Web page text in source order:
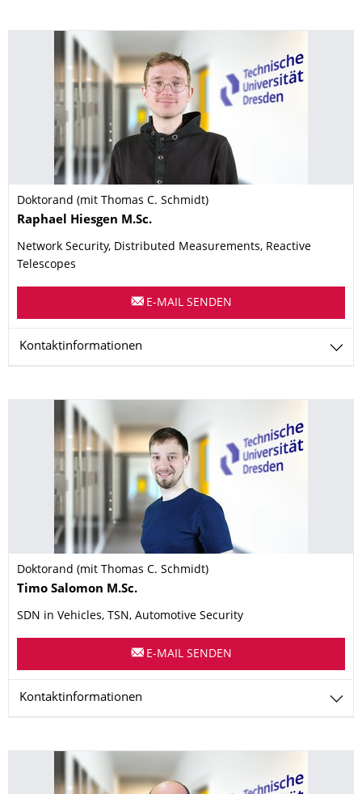
Doktorand (mit Thomas C. Schmidt)
Name
Raphael Hiesgen M.Sc.
Network Security, Distributed Measurements, Reactive
Telescopes
E-MAIL SENDEN
Kontaktinformationen
Doktorand (mit Thomas C. Schmidt)
Name
Timo Salomon M.Sc.
SDN in Vehicles, TSN, Automotive Security
E-MAIL SENDEN
Kontaktinformationen